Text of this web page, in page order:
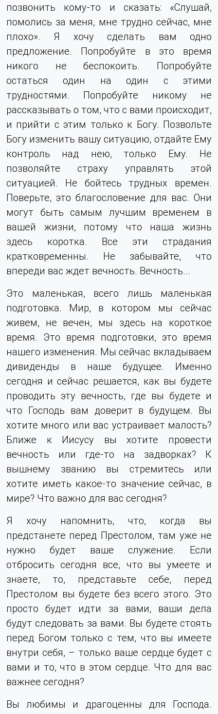
позвонить кому-то и сказать: «Слушай,
помолись за меня, мне трудно сейчас, мне
плохо». Я хочу сделать вам одно
предложение. Попробуйте в это время
никого не беспокоить. Попробуйте
остаться один на один с этими
трудностями. Попробуйте никому не
рассказывать о том, что с вами происходит,
и прийти с этим только к Богу. Позвольте
Богу изменить вашу ситуацию, отдайте Ему
контроль над нею, только Ему. Не
позволяйте страху управлять этой
ситуацией. Не бойтесь трудных времен.
Поверьте, это благословение для вас. Они
могут быть самым лучшим временем в
вашей жизни, потому что наша жизнь
здесь коротка. Все эти страдания
кратковременны. Не забывайте, что
впереди вас ждет вечность. Вечность...
Это маленькая, всего лишь маленькая
подготовка. Мир, в котором мы сейчас
живем, не вечен, мы здесь на короткое
время. Это время подготовки, это время
нашего изменения. Мы сейчас вкладываем
дивиденды в наше будущее. Именно
сегодня и сейчас решается, как вы будете
проводить эту вечность, где вы будете и
что Господь вам доверит в будущем. Вы
хотите много или вас устраивает малость?
Ближе к Иисусу вы хотите провести
вечность или где-то на задворках? К
вышнему званию вы стремитесь или
хотите иметь какое-то значение сейчас, в
мире? Что важно для вас сегодня?
Я хочу напомнить, что, когда вы
предстанете перед Престолом, там уже не
нужно будет ваше служение. Если
отбросить сегодня все, что вы умеете и
знаете, то, представьте себе, перед
Престолом вы будете без всего этого. Это
просто будет идти за вами, ваши дела
будут следовать за вами. Вы будете стоять
перед Богом только с тем, что вы имеете
внутри себя, – только ваше сердце будет с
вами и то, что в этом сердце. Что для вас
важнее сегодня?
Вы любимы и драгоценны для Господа.